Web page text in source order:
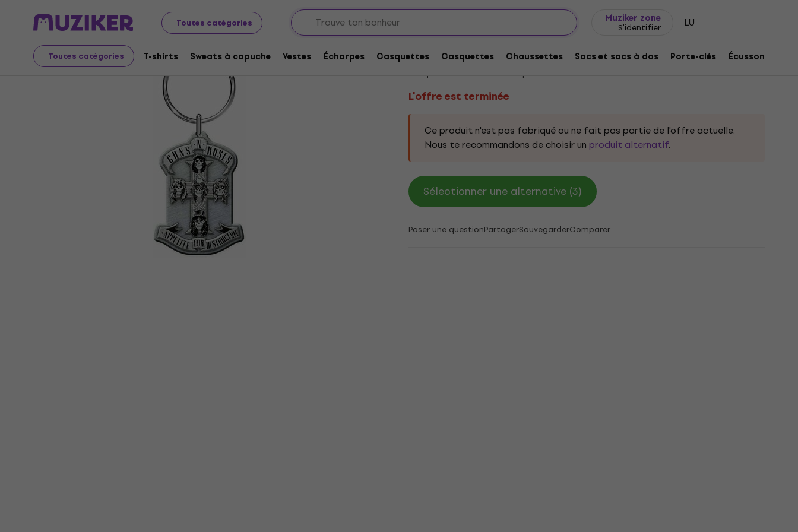
Toutes catégories
Muziker zone
S'identifier LU
Toutes catégories T-shirts Sweats à capuche Vestes Écharpes Casquettes Casquettes Chaussettes Sacs et sacs à dos Porte-clés Écussons/
Merch Produits musicaux
L'offre est terminée
L'offre est terminée
Guns N' Roses Appetite Porte-clés
Marque: Code produit:
L'offre est terminée
Ce produit n'est pas fabriqué ou ne fait pas partie de l'offre actuelle.
Nous te recommandons de choisir un produit alternatif.
Sélectionner une alternative (3)
Poser une questionPartagerSauvegarderComparer